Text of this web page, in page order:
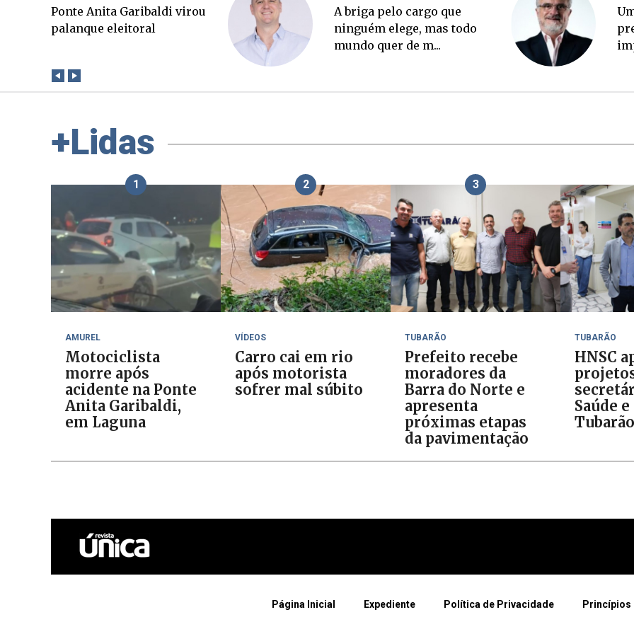
O Boato corre mais rápido
que a verdade. Mas quem
Ponte Anita Garibaldi virou
palanque eleitoral
+Lidas
1
AMUREL
Motociclista
morre após
acidente na Ponte
Anita Garibaldi,
em Laguna
2
VÍDEOS
Carro cai em rio
após motorista
sofrer mal súbito
3
TUBARÃO
Prefeito recebe
moradores da
Barra do Norte e
apresenta
próximas etapas
da pavimentação
TUBARÃO
HNSC
Saúde
Tubarão
Página Inicial Expediente Política de Privacidade Princípios